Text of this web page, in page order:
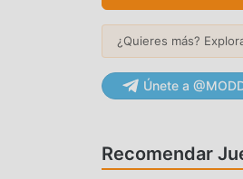
grande del mundo,
Bo1.10.7398gratis,
repetitiva en el
con un solo clic.
¿Quieres más?
Únete a
Recomendar